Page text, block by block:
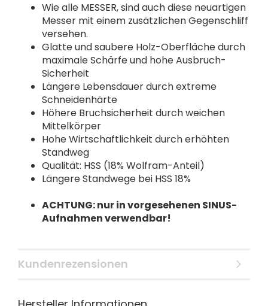
Wie alle MESSER, sind auch diese neuartigen
Messer mit einem zusätzlichen Gegenschliff
versehen.
Glatte und saubere Holz-Oberfläche durch
maximale Schärfe und hohe Ausbruch-
Sicherheit
Längere Lebensdauer durch extreme
Schneidenhärte
Höhere Bruchsicherheit durch weichen
Mittelkörper
Hohe Wirtschaftlichkeit durch erhöhten
Standweg
Qualität: HSS (18% Wolfram-Anteil)
Längere Standwege bei HSS 18%
ACHTUNG: nur in vorgesehenen SINUS-
Aufnahmen verwendbar!
Kundenrezensionen